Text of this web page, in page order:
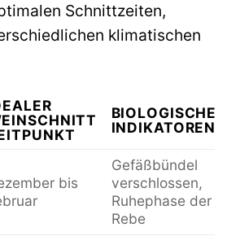
Schnittzeiten,
klimatischen
BIOLOGISCHE
INDIKATOREN
bis
Gefäßbündel
verschlossen,
Ruhephase der
Rebe